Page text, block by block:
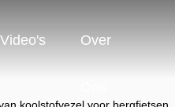
Video's Over